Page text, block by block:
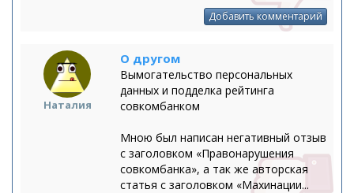
Добавить комментарий
Наталия
О другом
Вымогательство персональных
данных и подделка рейтинга
совкомбанком
Мною был написан негативный отзыв
с заголовком «Правонарушения
совкомбанка», а так же авторская
статья с заголовком «Махинации...